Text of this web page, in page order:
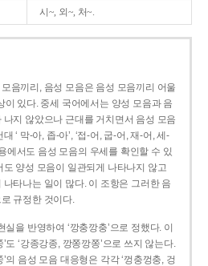
시~, 외~, 처~.
음끼리, 음성 모음은 음성 모음끼리 어울
이 있다. 중세 국어에서는 양성 모음과 음
지 않았으나 근대를 거치면서 음성 모음
‘ 막-아, 좁-아’, ‘접-어, 굽-어, 재-어, 세-
에서도 음성 모음의 우세를 확인할 수 있
양성 모음이 일관되게 나타나지 않고
타나는 일이 많다. 이 조항은 그러한 음
규정한 것이다.
을 반영하여 ‘깡충깡충’으로 정했다. 이
도 ‘강종강종, 깡쫑깡쫑’으로 쓰지 않는다.
의 음성 모음 대응형은 각각 ‘껑충껑충, 겅